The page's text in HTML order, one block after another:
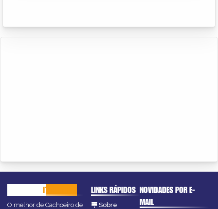
ITAPEMIRIM
O melhor de Cachoeiro de
LINKS RÁPIDOS
Sobre
NOVIDADES POR E-
MAIL